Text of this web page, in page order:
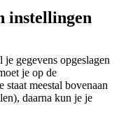
instellingen
gegevens opgeslagen
je op de
meestal bovenaan
daarna kun je je